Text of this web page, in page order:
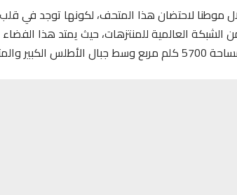
موطنا لاحتضان هذا المتحف، لكونها توجد في
الشبكة العالمية للمنتزهات، حيث يمتد هذا
بين بني ملال وازيلال .